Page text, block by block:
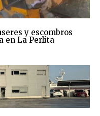
y escombros
en La Perlita